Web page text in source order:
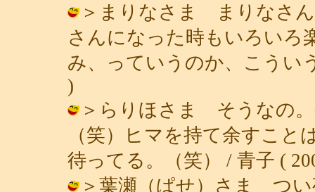
＞まりなさま まりなさん
さんになった時もいろいろ
み、っていうのか、こうい
)
＞らりほさま そうなの。
（笑）ヒマを持て余すこ
待ってる。（笑） / 青子 (
＞葉瀬（ぱせ）さま つい